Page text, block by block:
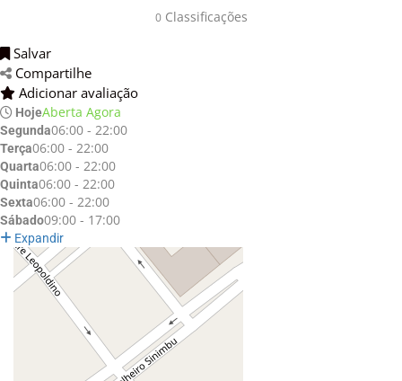
0Classificações
Salvar
Compartilhe
Adicionar avaliação
HojeAberta Agora
Segunda06:00 - 22:00
Terça06:00 - 22:00
Quarta06:00 - 22:00
Quinta06:00 - 22:00
Sexta06:00 - 22:00
Sábado09:00 - 17:00
Expandir